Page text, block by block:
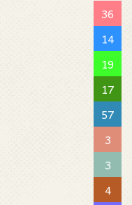
36
14
19
17
57
3
3
4